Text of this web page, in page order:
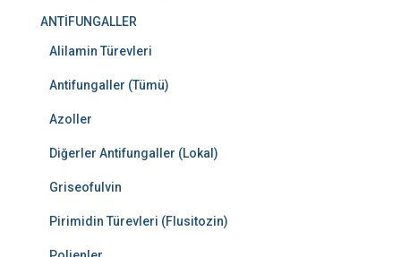
ANTİFUNGALLER
Alilamin Türevleri
Antifungaller (Tümü)
Azoller
Diğerler Antifungaller (Lokal)
Griseofulvin
Pirimidin Türevleri (Flusitozin)